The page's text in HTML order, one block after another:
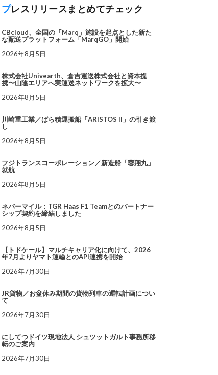
プレスリリースまとめてチェック
CBcloud、全国の「Marq」施設を起点とした新た
な配送プラットフォーム「MarqGO」開始
2026年8月5日
株式会社Univearth、倉吉運送株式会社と資本提
携〜山陰エリアへ実運送ネットワークを拡大〜
2026年8月5日
川崎重工業／ばら積運搬船「ARISTOS II」の引き渡
し
2026年8月5日
フジトランスコーポレーション／新造船「蓉翔丸」
就航
2026年8月5日
ネバーマイル：TGR Haas F1 Teamとのパートナー
シップ契約を締結しました
2026年8月5日
【トドケール】マルチキャリア化に向けて、2026
年7月よりヤマト運輸とのAPI連携を開始
2026年7月30日
JR貨物／お盆休み期間の貨物列車の運転計画につい
て
2026年7月30日
にしてつドイツ現地法人 シュツットガルト事務所移
転のご案内
2026年7月30日